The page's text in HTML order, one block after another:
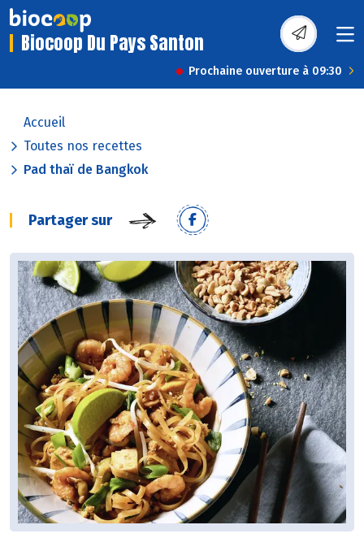
Biocoop Du Pays Santon
Prochaine ouverture à 09:30
Accueil
Toutes nos recettes
Pad thaï de Bangkok
Partager sur